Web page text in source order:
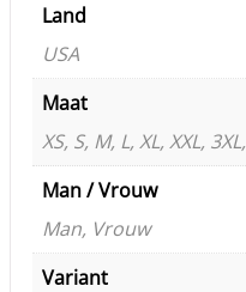
Land
USA
Maat
XS, S, M, L, XL, XXL,
Man / Vrouw
Man, Vrouw
Variant